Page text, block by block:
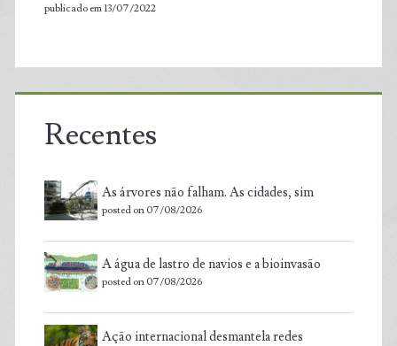
publicado em 13/07/2022
Recentes
As árvores não falham. As cidades, sim
posted on 07/08/2026
A água de lastro de navios e a bioinvasão
posted on 07/08/2026
Ação internacional desmantela redes